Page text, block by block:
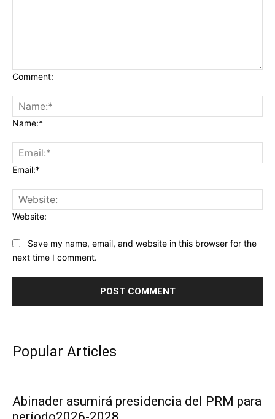
Comment:
Name:*
Email:*
Website:
Save my name, email, and website in this browser for the
next time I comment.
Popular Articles
Abinader asumirá presidencia del PRM para